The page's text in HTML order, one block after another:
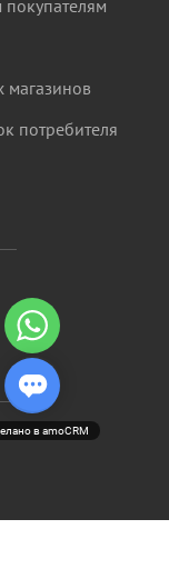
потребителя
в amoCRM